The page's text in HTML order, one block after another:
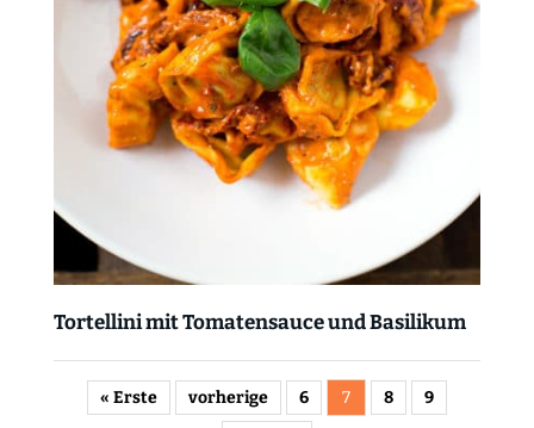
Tortellini mit Tomatensauce und Basilikum
« Erste vorherige 6 7 8
9